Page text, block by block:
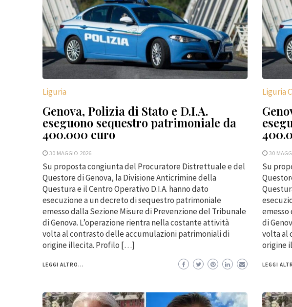
Liguria
Genova, Polizia di Stato e D.I.A.
eseguono sequestro patrimoniale da
400.000 euro
30 MAGGIO 2026
Su proposta congiunta del Procuratore Distrettuale e del
Questore di Genova, la Divisione Anticrimine della
Questura e il Centro Operativo D.I.A. hanno dato
esecuzione a un decreto di sequestro patrimoniale
emesso dalla Sezione Misure di Prevenzione del Tribunale
di Genova. L’operazione rientra nella costante attività
volta al contrasto delle accumulazioni patrimoniali di
origine illecita. Profilo […]
LEGGI ALTRO...
Liguria
30
Su
emesso
di
volta al
origine
LEGGI